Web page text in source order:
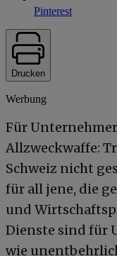
Pinterest
Drucken
Werbung
Für
Allzweckwaffe:
Schweiz nicht
für all jene, die
und
Dienste sind für
wie